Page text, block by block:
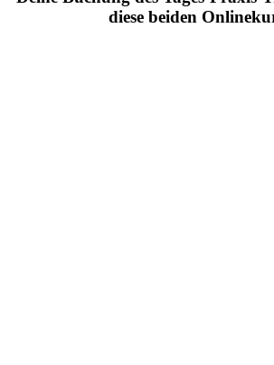
diese beiden